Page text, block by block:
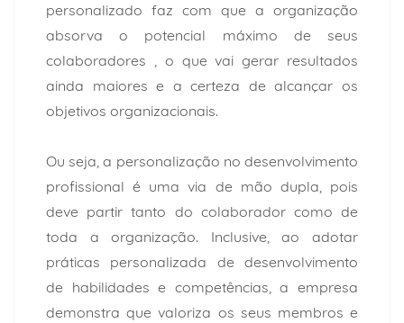
personalizado faz com que a organização
absorva o potencial máximo de seus
colaboradores , o que vai gerar resultados
ainda maiores e a certeza de alcançar os
objetivos organizacionais.
Ou seja, a personalização no desenvolvimento
profissional é uma via de mão dupla, pois
deve partir tanto do colaborador como de
toda a organização. Inclusive, ao adotar
práticas personalizada de desenvolvimento
de habilidades e competências, a empresa
demonstra que valoriza os seus membros e